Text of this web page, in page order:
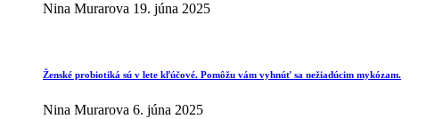
Nina Murarova 19. júna 2025
Ženské probiotiká sú v lete kľúčové. Pomôžu vám vyhnúť sa nežiadúcim mykózam.
Nina Murarova 6. júna 2025